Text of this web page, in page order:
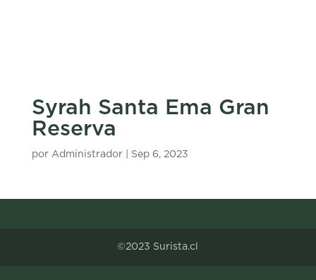
Syrah Santa Ema Gran
Reserva
por Administrador| Sep 6, 2023
©2023 Surista.cl